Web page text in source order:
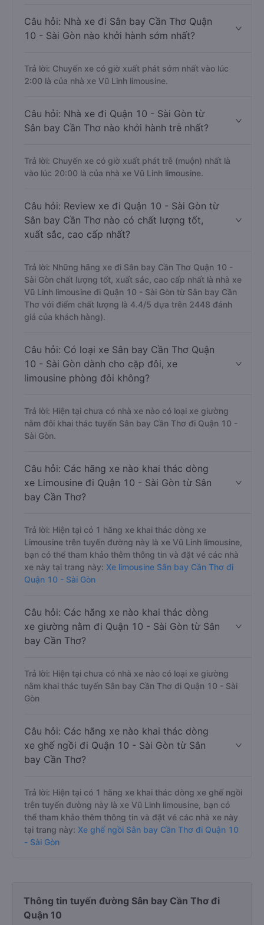
Câu hỏi: Nhà xe đi Sân bay Cần Thơ Quận
10 - Sài Gòn nào khởi hành sớm nhất?
Trả lời: Chuyến xe có giờ xuất phát sớm nhất vào lúc
2:00 là của nhà xe Vũ Linh limousine.
Câu hỏi: Nhà xe đi Quận 10 - Sài Gòn từ
Sân bay Cần Thơ nào khởi hành trễ nhất?
Trả lời: Chuyến xe có giờ xuất phát trễ (muộn) nhất là
vào lúc 20:00 là của nhà xe Vũ Linh limousine.
Câu hỏi: Review xe đi Quận 10 - Sài Gòn từ
Sân bay Cần Thơ nào có chất lượng tốt,
xuất sắc, cao cấp nhất?
Trả lời: Những hãng xe đi Sân bay Cần Thơ Quận 10 -
Sài Gòn chất lượng tốt, xuất sắc, cao cấp nhất là nhà xe
Vũ Linh limousine đi Quận 10 - Sài Gòn từ Sân bay Cần
Thơ với điểm chất lượng là 4.4/5 dựa trên 2448 đánh
giá của khách hàng).
Câu hỏi: Có loại xe Sân bay Cần Thơ Quận
10 - Sài Gòn dành cho cặp đôi, xe
limousine phòng đôi không?
Trả lời: Hiện tại chưa có nhà xe nào có loại xe giường
nằm đôi khai thác tuyến Sân bay Cần Thơ đi Quận 10 -
Sài Gòn.
Câu hỏi: Các hãng xe nào khai thác dòng
xe Limousine đi Quận 10 - Sài Gòn từ Sân
bay Cần Thơ?
Trả lời: Hiện tại có 1 hãng xe khai thác dòng xe
Limousine trên tuyến đường này là xe Vũ Linh limousine,
bạn có thể tham khảo thêm thông tin và đặt vé các nhà
xe này tại trang này: Xe limousine Sân bay Cần Thơ đi
Quận 10 - Sài Gòn
Câu hỏi: Các hãng xe nào khai thác dòng
xe giường nằm đi Quận 10 - Sài Gòn từ Sân
bay Cần Thơ?
Trả lời: Hiện tại chưa có nhà xe nào có loại xe giường
nằm khai thác tuyến Sân bay Cần Thơ đi Quận 10 - Sài
Gòn
Câu hỏi: Các hãng xe nào khai thác dòng
xe ghế ngồi đi Quận 10 - Sài Gòn từ Sân
bay Cần Thơ?
Trả lời: Hiện tại có 1 hãng xe khai thác dòng xe ghế ngồi
trên tuyến đường này là xe Vũ Linh limousine, bạn có
thể tham khảo thêm thông tin và đặt vé các nhà xe này
tại trang này: Xe ghế ngồi Sân bay Cần Thơ đi Quận 10
- Sài Gòn
Thông tin tuyến đường Sân bay Cần Thơ đi
Quận 10